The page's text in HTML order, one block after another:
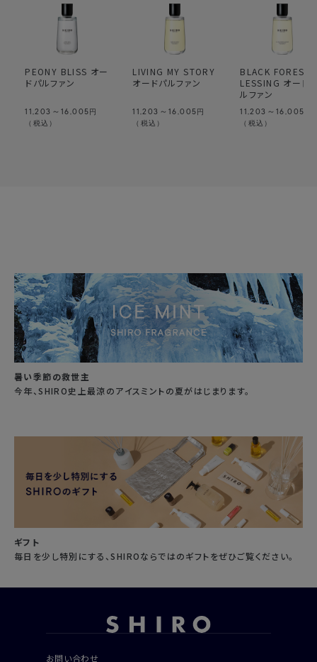
PEONY BLISS オー
ドパルファン
11,203～16,005 円
（税込）
LIVING MY STORY
オードパルファン
11,203～16,005 円
（税込）
BLACK FOREST
LESSING オード
ルファン
11,203～16,005
（税込）
暑い季節の救世主
今年、SHIRO史上最涼のアイスミントの夏がはじまります。
ギフト
毎日を少し特別にする、SHIROならではのギフトをぜひご覧ください。
お問い合わせ